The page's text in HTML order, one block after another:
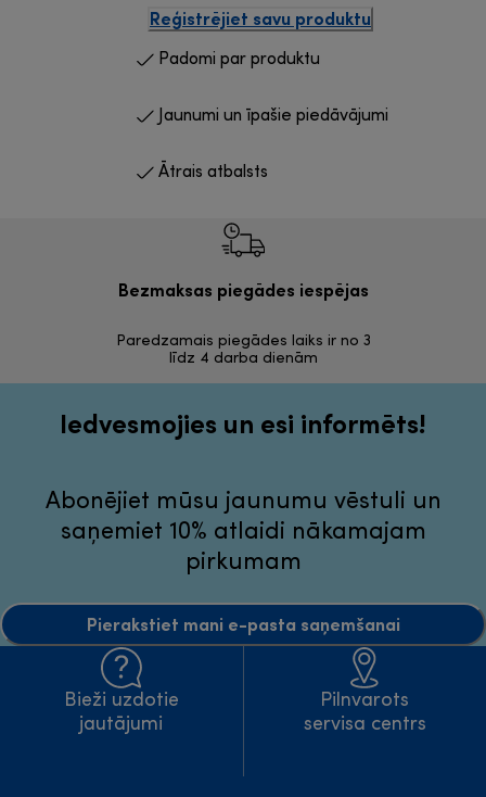
Reģistrējiet savu produktu
Padomi par produktu
Jaunumi un īpašie piedāvājumi
Ātrais atbalsts
Bezmaksas piegādes iespējas
Paredzamais piegādes laiks ir no 3
līdz 4 darba dienām
Iedvesmojies un esi informēts!
Abonējiet mūsu jaunumu vēstuli un
saņemiet 10% atlaidi nākamajam
pirkumam
Pierakstiet mani e-pasta saņemšanai
Bieži uzdotie
jautājumi
Pilnvarots
servisa centrs